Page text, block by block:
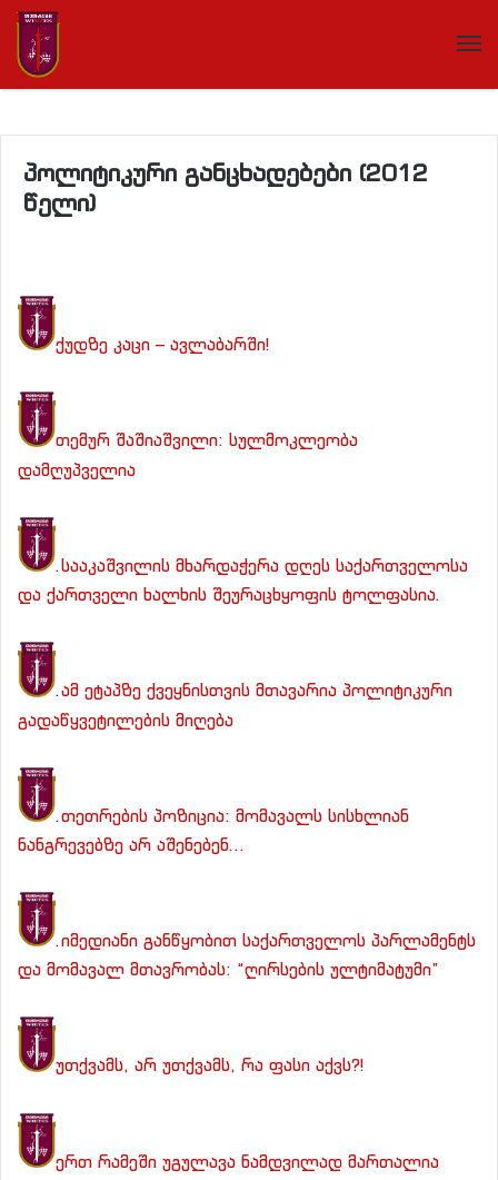
პოლიტიკური განცხადებები (2012
წელი)
ქუდზე კაცი – ავლაბარში!
თემურ შაშიაშვილი: სულმოკლეობა
დამღუპველია
.სააკაშვილის მხარდაჭერა დღეს საქართველოსა
და ქართველი ხალხის შეურაცხყოფის ტოლფასია.
.ამ ეტაპზე ქვეყნისთვის მთავარია პოლიტიკური
გადაწყვეტილების მიღება
.თეთრების პოზიცია: მომავალს სისხლიან
ნანგრევებზე არ აშენებენ…
.იმედიანი განწყობით საქართველოს პარლამენტს
და მომავალ მთავრობას: “ღირსების ულტიმატუმი”
უთქვამს, არ უთქვამს, რა ფასი აქვს?!
ერთ რამეში უგულავა ნამდვილად მართალია